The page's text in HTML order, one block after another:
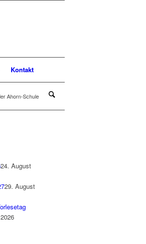
Kontakt
Ahorn-Schule
24. August
29. August